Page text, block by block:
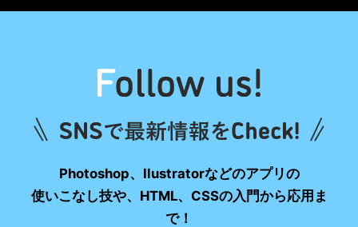
Photoshop、Ilustratorなどのアプリの
使いこなし技や、HTML、CSSの入門から応用ま
で！